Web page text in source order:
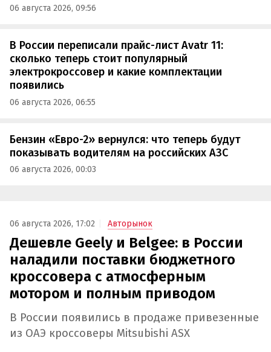
06 августа 2026, 09:56
В России переписали прайс-лист Avatr 11:
сколько теперь стоит популярный
электрокроссовер и какие комплектации
появились
06 августа 2026, 06:55
Бензин «Евро-2» вернулся: что теперь будут
показывать водителям на российских АЗС
06 августа 2026, 00:03
06 августа 2026, 17:02 Авторынок
Дешевле Geely и Belgee: в России
наладили поставки бюджетного
кроссовера с атмосферным
мотором и полным приводом
В России появились в продаже привезенные
из ОАЭ кроссоверы Mitsubishi ASX